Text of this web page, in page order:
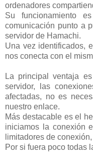
ordenadores
Su funcionamiento
comunicación punto a
servidor de Hamachi.
Una vez identificados,
nos conecta con el
La principal ventaja
servidor, las
afectadas, no es
nuestro enlace.
Más destacable es el
iniciamos la conexión
limitadores de
Por si fuera poco todas